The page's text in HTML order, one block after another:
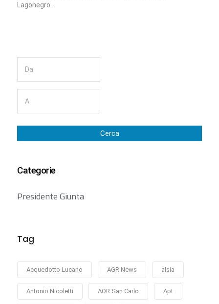
Lagonegro.
Cerca
Categorie
Presidente Giunta
Tag
Acquedotto Lucano AGR News alsia
Antonio Nicoletti AOR San Carlo Apt